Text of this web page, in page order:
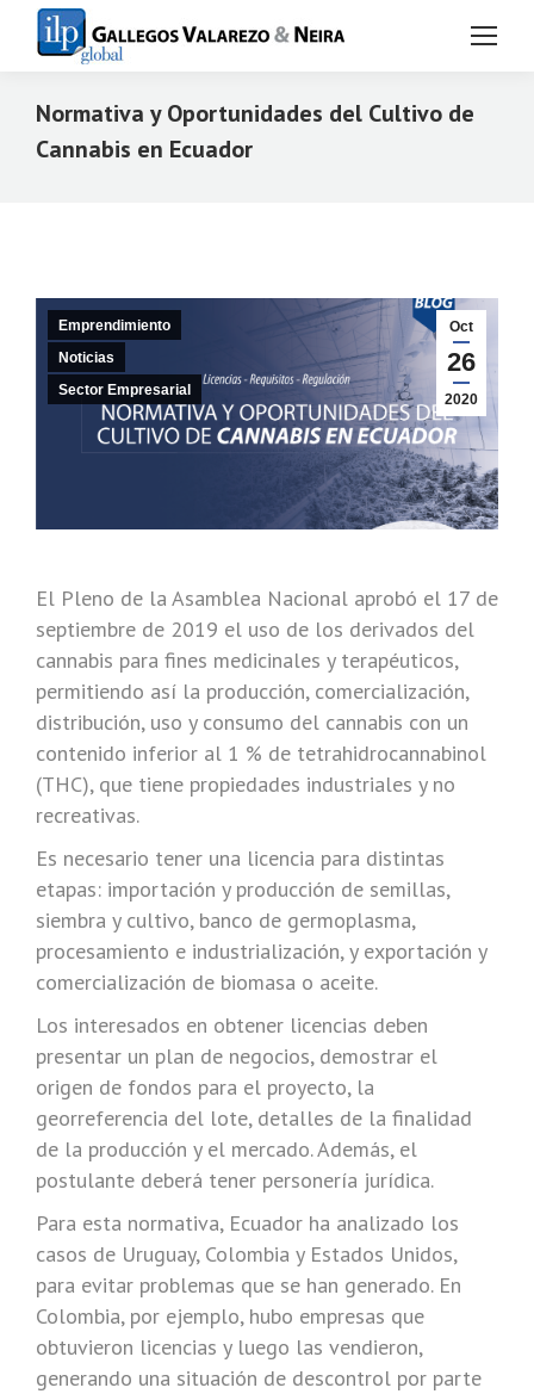
Normativa y Oportunidades del Cultivo de
Cannabis en Ecuador
Oct
26
2020
Emprendimiento
Noticias
Sector Empresarial
El Pleno de la Asamblea Nacional aprobó el 17 de
septiembre de 2019 el uso de los derivados del
cannabis para fines medicinales y terapéuticos,
permitiendo así la producción, comercialización,
distribución, uso y consumo del cannabis con un
contenido inferior al 1 % de tetrahidrocannabinol
(THC), que tiene propiedades industriales y no
recreativas.
Es necesario tener una licencia para distintas
etapas: importación y producción de semillas,
siembra y cultivo, banco de germoplasma,
procesamiento e industrialización, y exportación y
comercialización de biomasa o aceite.
Los interesados en obtener licencias deben
presentar un plan de negocios, demostrar el
origen de fondos para el proyecto, la
georreferencia del lote, detalles de la finalidad
de la producción y el mercado. Además, el
postulante deberá tener personería jurídica.
Para esta normativa, Ecuador ha analizado los
casos de Uruguay, Colombia y Estados Unidos,
para evitar problemas que se han generado. En
Colombia, por ejemplo, hubo empresas que
obtuvieron licencias y luego las vendieron,
generando una situación de descontrol por parte